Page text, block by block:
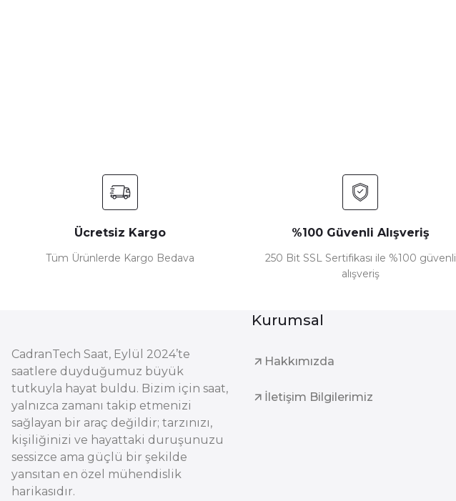
Ücretsiz Kargo
Tüm Ürünlerde Kargo Bedava
%100 Güvenli Alışveriş
250 Bit SSL Sertifikası ile %100 güvenli
alışveriş
CadranTech Saat, Eylül 2024’te
saatlere duyduğumuz büyük
tutkuyla hayat buldu. Bizim için saat,
yalnızca zamanı takip etmenizi
sağlayan bir araç değildir; tarzınızı,
kişiliğinizi ve hayattaki duruşunuzu
sessizce ama güçlü bir şekilde
yansıtan en özel mühendislik
harikasıdır.
Kurumsal
Hakkımızda
İletişim Bilgilerimiz